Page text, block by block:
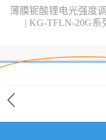
薄膜铌酸锂电光强度
| KG-TFLN-20G系